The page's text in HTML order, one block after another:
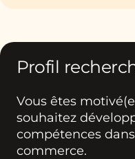
Profil
Vous êtes
souhaitez
compétences
commerce.